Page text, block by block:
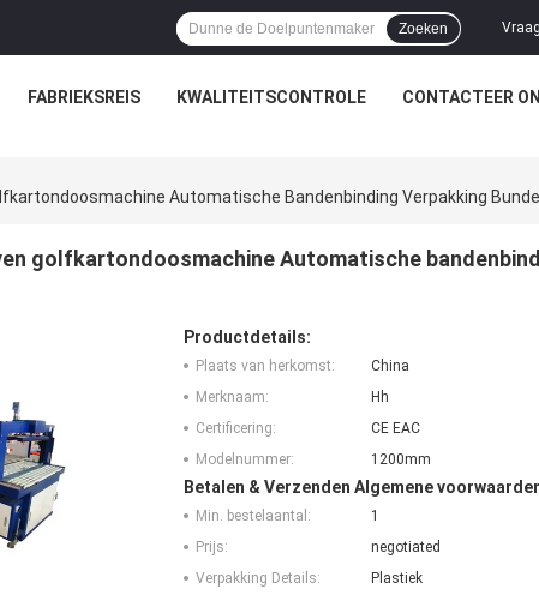
Zoeken
FABRIEKSREIS KWALITEITSCONTROLE CONTACTEER
Automatische Bandenbinding Verpakking
golfkartondoosmachine Automatische
Productdetails:
Plaats van herkomst:
China
Merknaam:
Hh
Certificering:
CE EAC
Modelnummer:
1200mm
Betalen & Verzenden Algemene
Min. bestelaantal:
1
Prijs:
negotiated
Verpakking Details:
Plastiek